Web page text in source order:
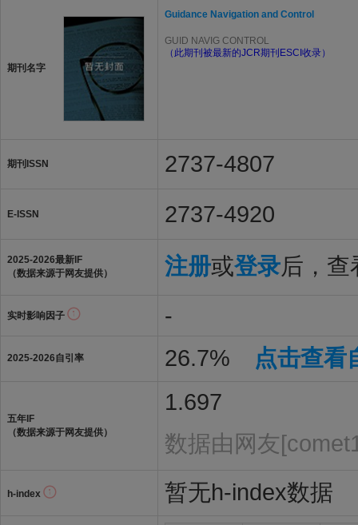
期刊名字
Guidance Navigation and Control
GUID NAVIG CONTROL
（此期刊被最新的JCR期刊ESCI收录）
期刊ISSN 2737-4807
E-ISSN 2737-4920
2025-2026最新IF
（数据来源于网友提供）
注册或登录后，查
实时影响因子 -
2025-2026自引率 26.7% 点击查看
五年IF
（数据来源于网友提供）
1.697
数据由网友
h-index 暂无h-index数据